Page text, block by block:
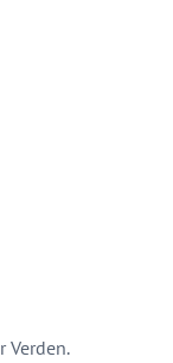
Verden.